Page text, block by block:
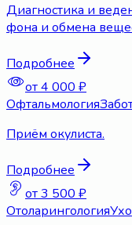
Диагностика и
фона и обмена
Подробнее
от 4 000 ₽
Офтальмология
Приём окулиста.
Подробнее
от 3 500 ₽
Отоларингология